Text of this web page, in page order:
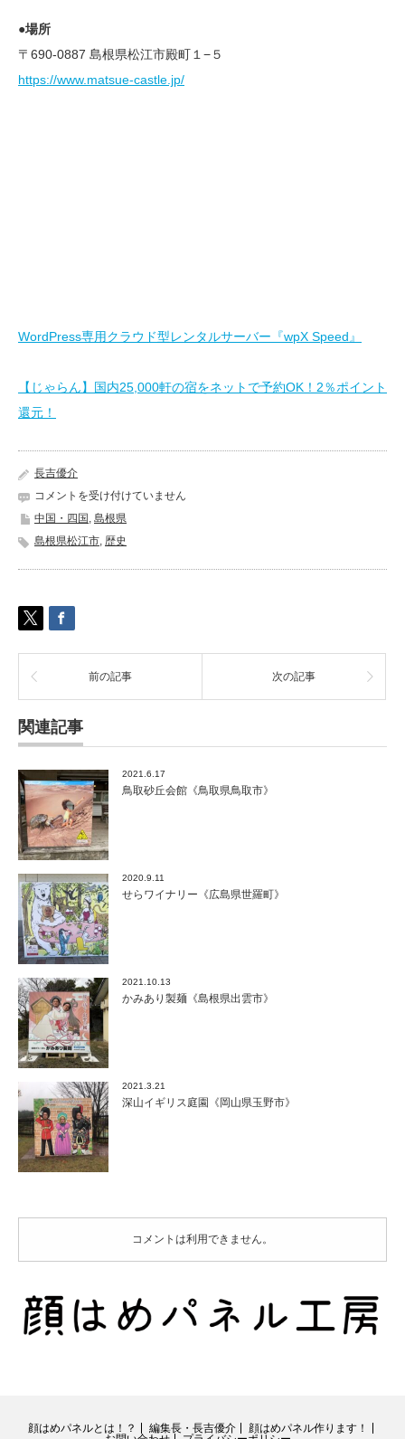
●場所
〒690-0887 島根県松江市殿町１−５
https://www.matsue-castle.jp/
WordPress専用クラウド型レンタルサーバー『wpX Speed』
【じゃらん】国内25,000軒の宿をネットで予約OK！2％ポイント
還元！
長吉優介
松
江
《島
江
市》
コメントを受け付けていません
中国・四国 , 島根県
島根県松江市, 歴史
前の記事 次の記事
関連記事
2021.6.17
鳥取砂丘会館《鳥取県鳥取市》
2020.9.11
せらワイナリー《広島県世羅町》
2021.10.13
かみあり製麺《島根県出雲市》
2021.3.21
深山イギリス庭園《岡山県玉野市》
コメントは利用できません。
顔はめパネルとは！？ 編集長・長吉優介
顔はめパネル作ります！